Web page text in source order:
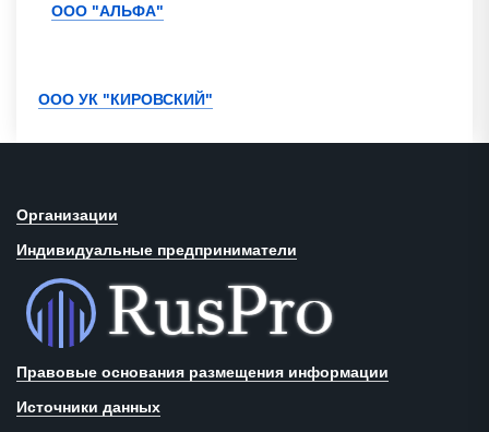
ООО "АЛЬФА"
ООО УК "КИРОВСКИЙ"
Организации
Индивидуальные предприниматели
Правовые основания размещения информации
Источники данных